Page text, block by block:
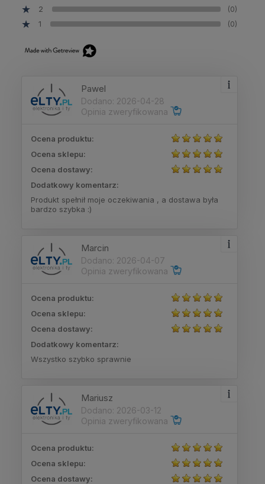
2 (0)
1 (0)
Pawel
Dodano: 2026-04-28
Opinia zweryfikowana
Ocena produktu:
Ocena sklepu:
Ocena dostawy:
Dodatkowy komentarz:
Produkt spełnił moje oczekiwania , a dostawa była
bardzo szybka :)
Marcin
Dodano: 2026-04-07
Opinia zweryfikowana
Ocena produktu:
Ocena sklepu:
Ocena dostawy:
Dodatkowy komentarz:
Wszystko szybko sprawnie
Mariusz
Dodano: 2026-03-12
Opinia zweryfikowana
Ocena produktu:
Ocena sklepu:
Ocena dostawy: